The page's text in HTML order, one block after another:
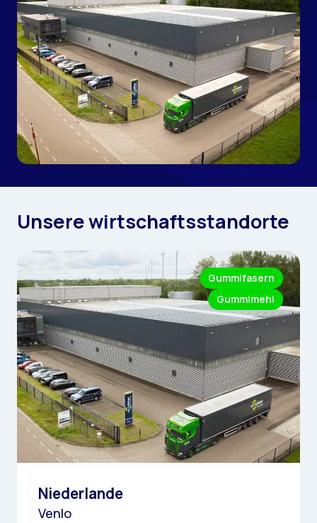
Unserewirtschaftsstandorte
Gummifasern
Gummimehl
Niederlande
Venlo